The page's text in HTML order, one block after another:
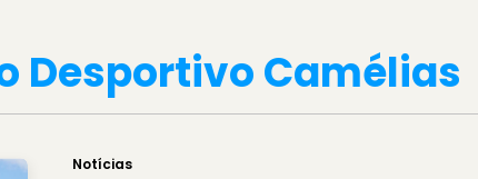
Desportivo Camélias
Notícias